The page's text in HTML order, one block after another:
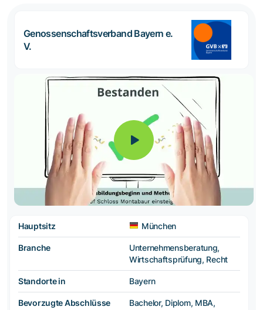
Genossenschaftsverband Bayern e.
V.
Hauptsitz München
Branche
Unternehmensberatung,
Wirtschaftsprüfung, Recht
Standorte in Bayern
Bevorzugte Abschlüsse
Bachelor, Diplom, MBA,